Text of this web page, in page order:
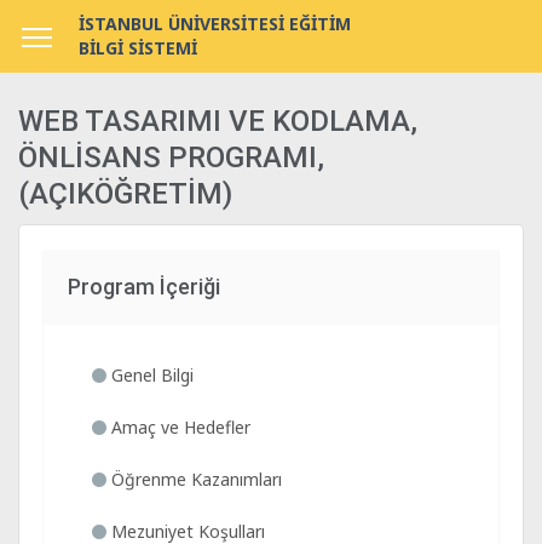
İSTANBUL ÜNİVERSİTESİ EĞİTİM
BİLGİ SİSTEMİ
WEB TASARIMI VE KODLAMA,
ÖNLİSANS PROGRAMI,
(AÇIKÖĞRETİM)
Program İçeriği
Genel Bilgi
Amaç ve Hedefler
Öğrenme Kazanımları
Mezuniyet Koşulları